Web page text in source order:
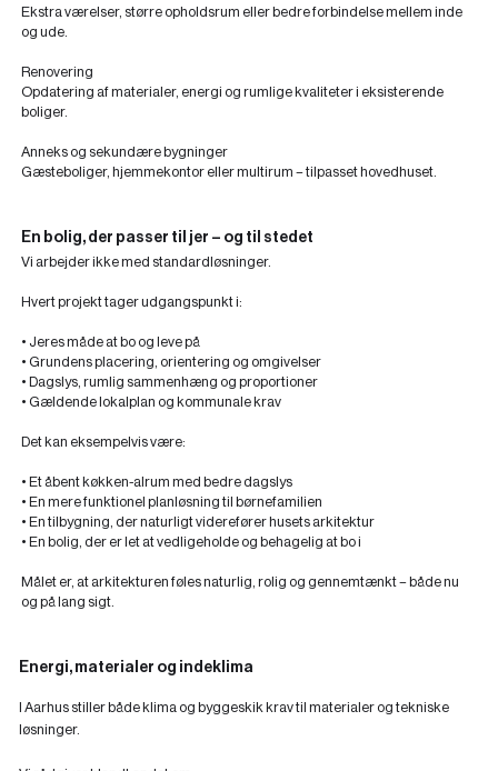
Ekstra værelser, større opholdsrum eller bedre forbindelse mellem inde
og ude.
Renovering
Opdatering af materialer, energi og rumlige kvaliteter i eksisterende
boliger.
Anneks og sekundære bygninger
Gæsteboliger, hjemmekontor eller multirum – tilpasset hovedhuset.
En bolig, der passer til jer – og til stedet
Vi arbejder ikke med standardløsninger.
Hvert projekt tager udgangspunkt i:
• Jeres måde at bo og leve på
• Grundens placering, orientering og omgivelser
• Dagslys, rumlig sammenhæng og proportioner
• Gældende lokalplan og kommunale krav
Det kan eksempelvis være:
• Et åbent køkken-alrum med bedre dagslys
• En mere funktionel planløsning til børnefamilien
• En tilbygning, der naturligt viderefører husets arkitektur
• En bolig, der er let at vedligeholde og behagelig at bo i
Målet er, at arkitekturen føles naturlig, rolig og gennemtænkt – både nu
og på lang sigt.
Energi, materialer og indeklima
I Aarhus stiller både klima og byggeskik krav til materialer og tekniske
løsninger.